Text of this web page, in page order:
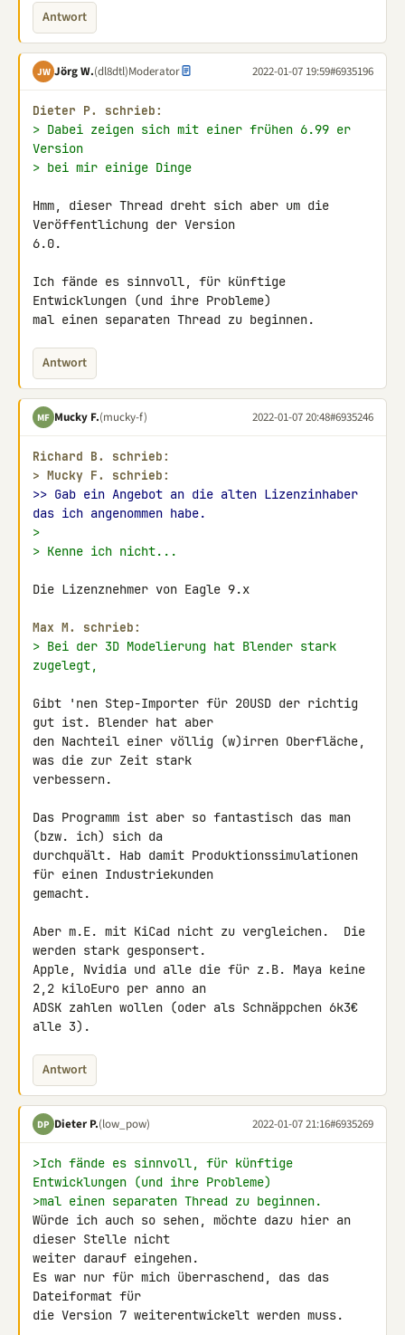
Antwort
JW Jörg W.(dl8dtl)Moderator 2022-01-07 19:59#6935196
Dieter P. schrieb:
> Dabei zeigen sich mit einer frühen 6.99 er
Version
> bei mir einige Dinge
Hmm, dieser Thread dreht sich aber um die
Veröffentlichung der Version
6.0.
Ich fände es sinnvoll, für künftige
Entwicklungen (und ihre Probleme)
mal einen separaten Thread zu beginnen.
Antwort
MF Mucky F.(mucky-f) 2022-01-07 20:48#6935246
Richard B. schrieb:
> Mucky F. schrieb:
>> Gab ein Angebot an die alten Lizenzinhaber
das ich angenommen habe.
>
> Kenne ich nicht...
Die Lizenznehmer von Eagle 9.x
Max M. schrieb:
> Bei der 3D Modelierung hat Blender stark
zugelegt,
Gibt 'nen Step-Importer für 20USD der richtig
gut ist. Blender hat aber
den Nachteil einer völlig (w)irren Oberfläche,
was die zur Zeit stark
verbessern.
Das Programm ist aber so fantastisch das man
(bzw. ich) sich da
durchquält. Hab damit Produktionssimulationen
für einen Industriekunden
gemacht.
Aber m.E. mit KiCad nicht zu vergleichen.  Die
werden stark gesponsert.
Apple, Nvidia und alle die für z.B. Maya keine
2,2 kiloEuro per anno an
ADSK zahlen wollen (oder als Schnäppchen 6k3€
alle 3).
Antwort
DP Dieter P.(low_pow) 2022-01-07 21:16#6935269
>Ich fände es sinnvoll, für künftige
Entwicklungen (und ihre Probleme)
>mal einen separaten Thread zu beginnen.
Würde ich auch so sehen, möchte dazu hier an
dieser Stelle nicht
weiter darauf eingehen.
Es war nur für mich überraschend, das das
Dateiformat für
die Version 7 weiterentwickelt werden muss.